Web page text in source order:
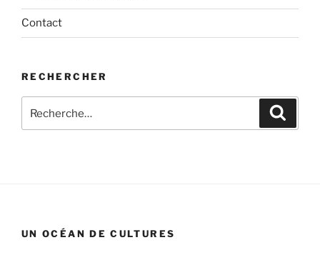
Contact
RECHERCHER
pour
UN OCÉAN DE CULTURES